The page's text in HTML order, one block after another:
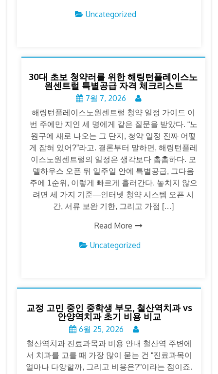
Uncategorized
30대 초보 청약러를 위한 해링턴플레이스노
원센트럴 특별공급 자격 체크리스트
7월 7, 2026
해링턴플레이스노원센트럴 청약 일정 가이드 이
번 주에만 지인 세 명에게 같은 질문을 받았다. “노
원구에 새로 나오는 그 단지, 청약 일정 진짜 어떻
게 잡혀 있어?”라고. 결론부터 말하면, 해링턴플레
이스노원센트럴의 일정은 생각보다 촘촘하다. 모
델하우스 오픈 뒤 일주일 안에 특별공급, 그다음
주에 1순위, 이렇게 빠르게 흘러간다. 놓치지 않으
려면 세 가지 기준—인터넷 청약 시스템 오픈 시
간, 서류 보완 기한, 그리고 가점 […]
Read More
Uncategorized
교정 고민 중인 중학생 부모, 철산역치과 vs
안양역치과 초기 비용 비교
6월 25, 2026
철산역치과 진료과목과 비용 안내 철산역 주변에
서 치과를 고를 때 가장 많이 묻는 건 “진료과목이
얼마나 다양할까, 그리고 비용은?”이라는 점이죠.